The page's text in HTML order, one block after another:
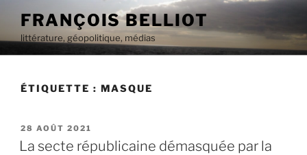
contenu
principal
FRANÇOIS BELLIOT
littérature, géopolitique, médias
ÉTIQUETTE : MASQUE
PUBLIÉ
LE
28 AOÛT 2021
La secte républicaine démasquée par la